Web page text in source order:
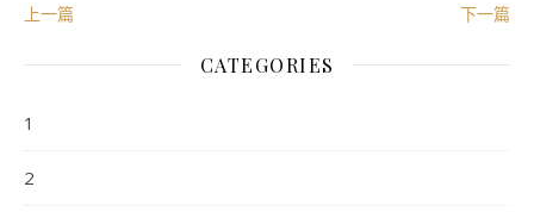
上一篇 下一篇
CATEGORIES
1
2